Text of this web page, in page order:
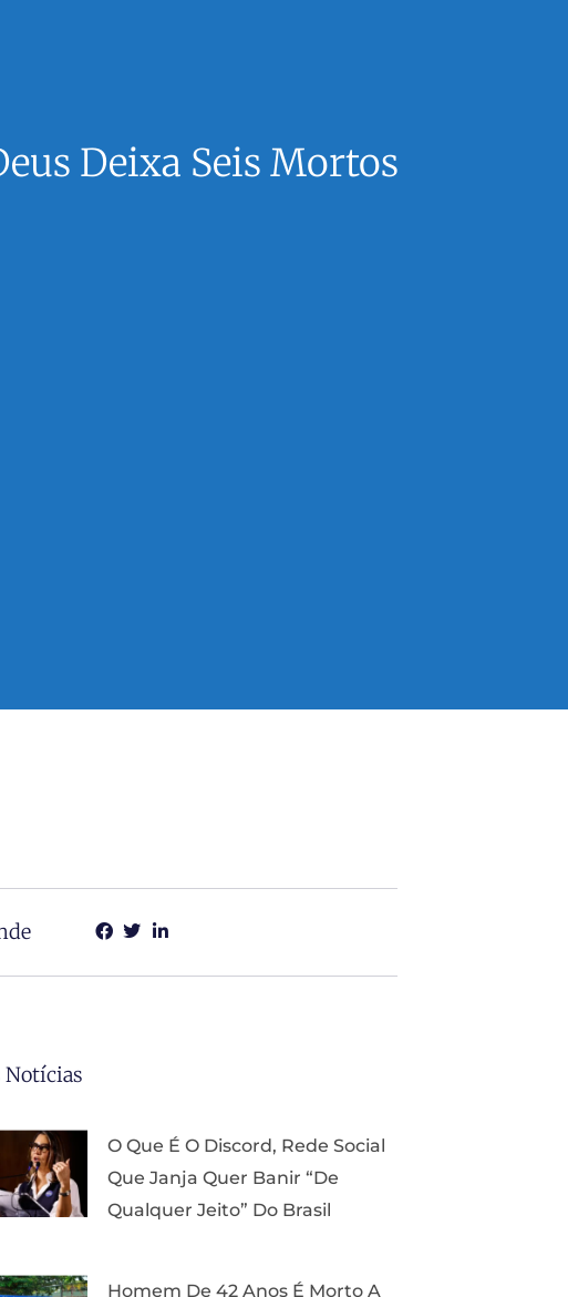
Deixa Seis Mortos
Notícias
O Que É O Discord, Rede Social
Que Janja Quer Banir “de
Qualquer Jeito” Do Brasil
Homem De 42 Anos É Morto A